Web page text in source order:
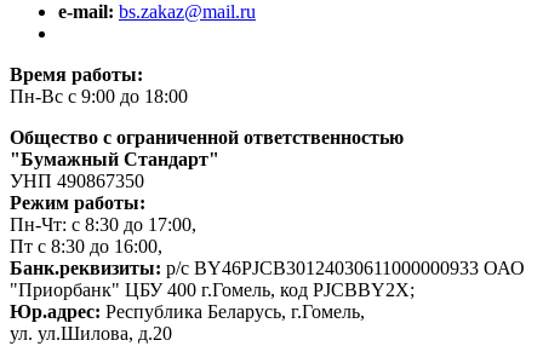
e-mail: bs.zakaz@mail.ru
Время работы:
Пн-Вс с 9:00 до 18:00
Общество с ограниченной ответственностью
"Бумажный Стандарт"
УНП 490867350
Режим работы:
Пн-Чт: с 8:30 до 17:00,
Пт с 8:30 до 16:00,
Банк.реквизиты: р/с BY46PJCB30124030611000000933 ОАО
"Приорбанк" ЦБУ 400 г.Гомель, код PJCBBY2X;
Юр.адрес: Республика Беларусь, г.Гомель,
ул. ул.Шилова, д.20